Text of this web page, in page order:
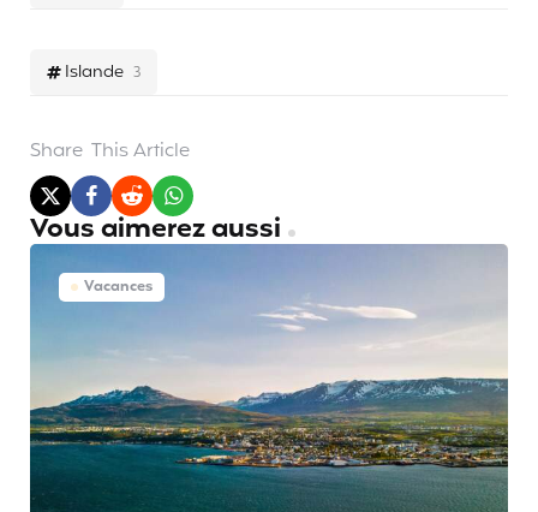
Islande 3
Share This Article
Vous aimerez aussi
Vacances